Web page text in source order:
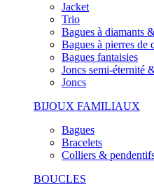
Jacket
Trio
Bagues à diamants
Bagues à pierres de
Bagues fantaisies
Joncs semi-éternité
Joncs
BIJOUX FAMILIAUX
Bagues
Bracelets
Colliers &
BOUCLES